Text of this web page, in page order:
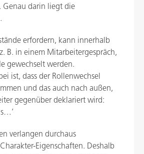
Genau darin liegt die
erfordern, kann innerhalb
B. in einem Mitarbeitergespräch,
gewechselt werden.
ist, dass der Rollenwechsel
und das auch nach außen,
gegenüber deklariert wird:
verlangen durchaus
Eigenschaften. Deshalb